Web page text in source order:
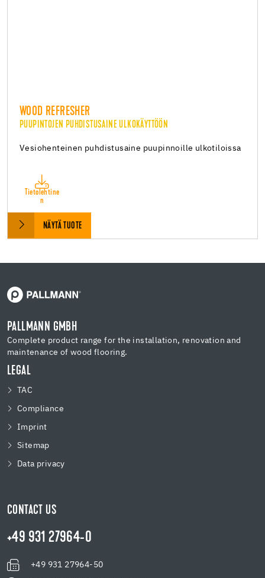
WOOD REFRESHER
PUUPINTOJEN PUHDISTUSAINE ULKOKÄYTTÖÖN
Vesiohenteinen puhdistusaine puupinnoille ulkotiloissa
Tietolehtine
n
NÄYTÄ TUOTE
PALLMANN GMBH
Complete product range for the installation, renovation and
maintenance of wood flooring.
LEGAL
TAC
Compliance
Imprint
Sitemap
Data privacy
CONTACT US
+49 931 27964-0
+49 931 27964-50